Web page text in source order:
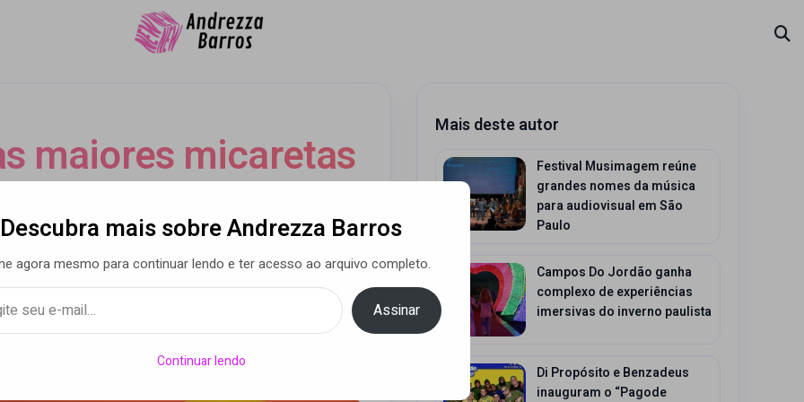
maiores micaretas
volta e nomeia o
como
Mais deste autor
Festival Musimagem reúne
grandes nomes da música
para audiovisual em São
Paulo
Campos Do Jordão ganha
complexo de experiências
imersivas do inverno paulista
Di Propósito e Benzadeus
inauguram o “Pagode
Descubra mais sobre Andrezza Barros
agora mesmo para continuar lendo e ter acesso ao arquivo completo.
Assinar
Continuar lendo